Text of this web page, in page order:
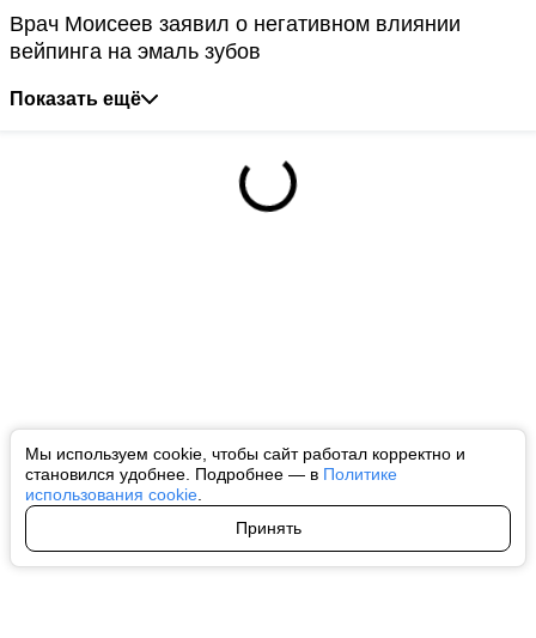
Мы используем cookie, чтобы сайт работал корректно и
становился удобнее. Подробнее — в Политике
использования cookie
Принять
Врач Моисеев заявил о негативном влиянии
вейпинга на эмаль зубов
Показать ещё